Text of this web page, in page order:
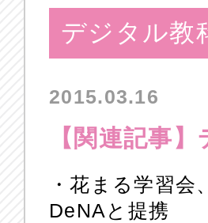
デジタル教
2015.03.16
【関連記事
・花まる学習
DeNAと提携